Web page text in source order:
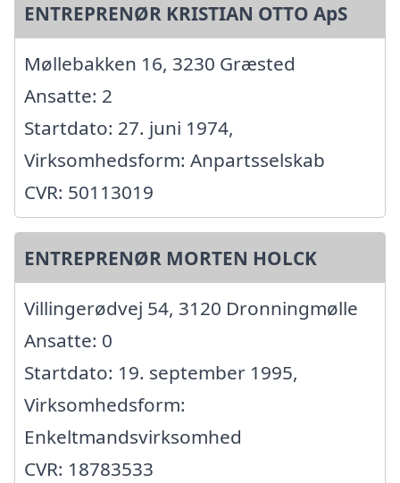
ENTREPRENØR KRISTIAN OTTO ApS
Møllebakken 16, 3230 Græsted
Ansatte: 2
Startdato: 27. juni 1974,
Virksomhedsform: Anpartsselskab
CVR: 50113019
ENTREPRENØR MORTEN HOLCK
Villingerødvej 54, 3120 Dronningmølle
Ansatte: 0
Startdato: 19. september 1995,
Virksomhedsform:
Enkeltmandsvirksomhed
CVR: 18783533